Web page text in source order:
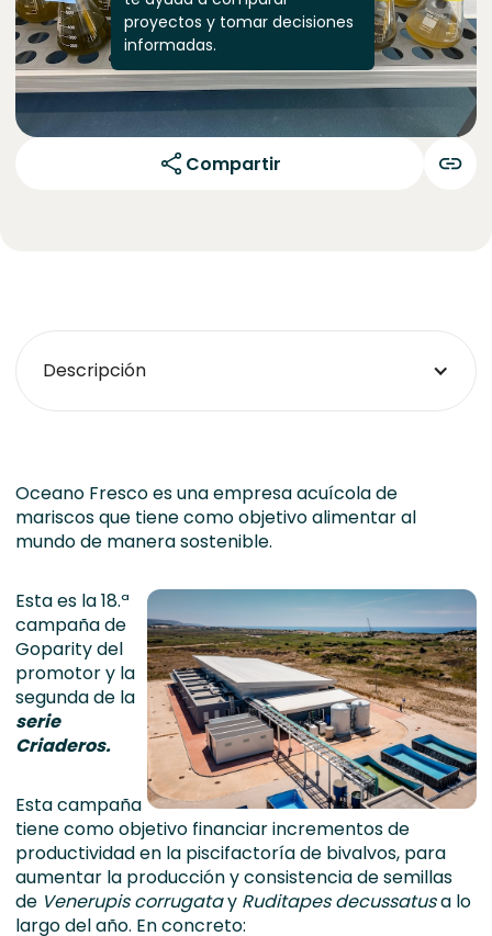
proyectos y tomar decisiones
informadas.
Compartir
Descripción
Oceano Fresco es una empresa acuícola de
mariscos que tiene como objetivo alimentar al
mundo de manera sostenible.
Esta es la 18.ª
campaña de
Goparity del
promotor y la
segunda de la
serie
Criaderos.
Esta campaña
tiene como objetivo financiar incrementos de
productividad en la piscifactoría de bivalvos, para
aumentar la producción y consistencia de semillas
de Venerupis corrugatay Ruditapes decussatusa lo
largo del año. En concreto: